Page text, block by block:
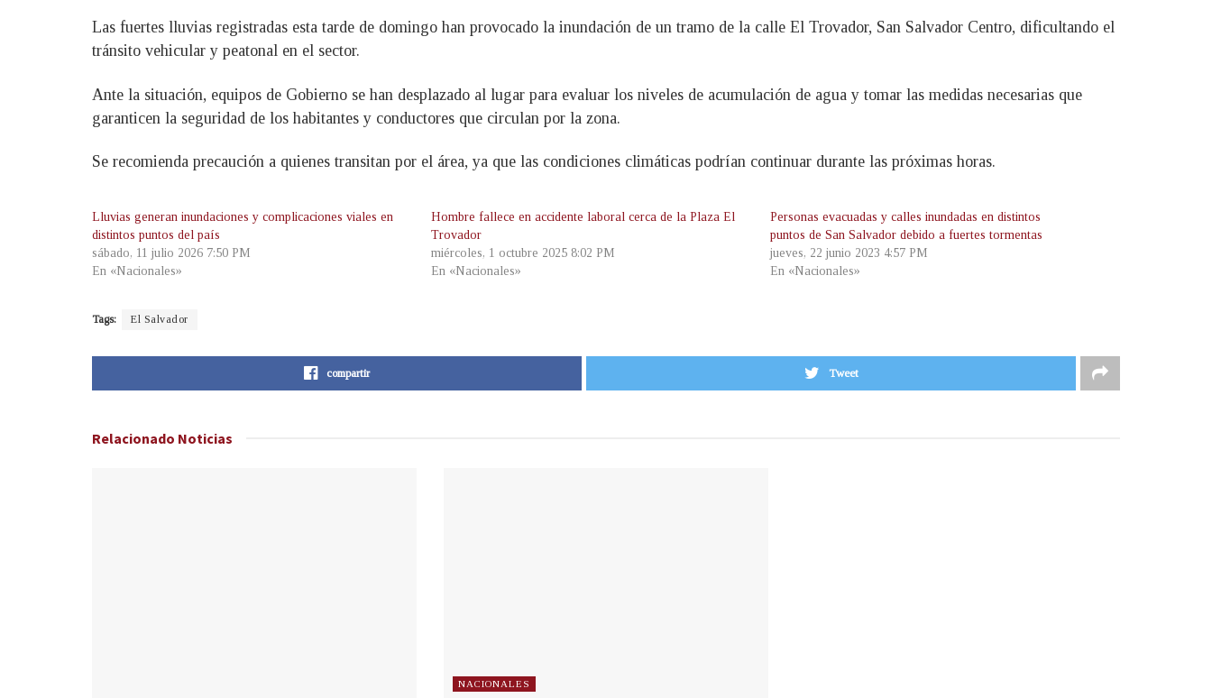
Las fuertes lluvias registradas esta tarde de domingo han provocado la inundación de un tramo de la calle El Trovador, San Salvador Centro, dificultando el
tránsito vehicular y peatonal en el sector.
Ante la situación, equipos de Gobierno se han desplazado al lugar para evaluar los niveles de acumulación de agua y tomar las medidas necesarias que
garanticen la seguridad de los habitantes y conductores que circulan por la zona.
Se recomienda precaución a quienes transitan por el área, ya que las condiciones climáticas podrían continuar durante las próximas horas.
Lluvias generan inundaciones y complicaciones viales en
distintos puntos del país
sábado, 11 julio 2026 7:50 PM
En «Nacionales»
Hombre fallece en accidente laboral cerca de la Plaza El
Trovador
miércoles, 1 octubre 2025 8:02 PM
En «Nacionales»
Personas evacuadas y calles inundadas en distintos
puntos de San Salvador debido a fuertes tormentas
jueves, 22 junio 2023 4:57 PM
En «Nacionales»
Tags: El Salvador
compartir Tweet
Relacionado Noticias
NACIONALES